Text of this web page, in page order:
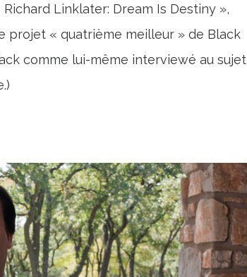
Linklater: Dream Is Destiny »,
projet « quatrième meilleur » de Black
comme lui-même interviewé au sujet